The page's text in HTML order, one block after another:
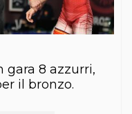
gara 8 azzurri,
il bronzo.